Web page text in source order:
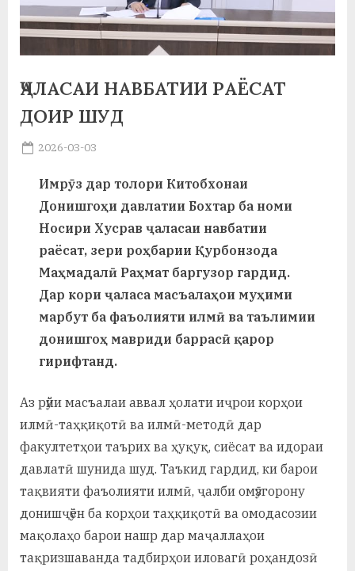
а
н
и
с
а
в
ҶАЛАСАИ НАВБАТИИ РАЁСАТ
ДОИР ШУД
Posted
2026-03-03
Имрӯз дар толори Китобхонаи
Донишгоҳи давлатии Бохтар ба номи
Носири Хусрав ҷаласаи навбатии
раёсат, зери роҳбарии Қурбонзода
Маҳмадалӣ Раҳмат баргузор гардид.
Дар кори ҷаласа масъалаҳои муҳими
марбут ба фаъолияти илмӣ ва таълимии
донишгоҳ мавриди баррасӣ қарор
гирифтанд.
Аз рӯйи масъалаи аввал ҳолати иҷрои корҳои
илмӣ-таҳқиқотӣ ва илмӣ-методӣ дар
факултетҳои таърих ва ҳуқуқ, сиёсат ва идораи
давлатӣ шунида шуд. Таъкид гардид, ки барои
тақвияти фаъолияти илмӣ, ҷалби омӯзгорону
донишҷӯён ба корҳои таҳқиқотӣ ва омодасозии
мақолаҳо барои нашр дар маҷаллаҳои
тақризшаванда тадбирҳои иловагӣ роҳандозӣ